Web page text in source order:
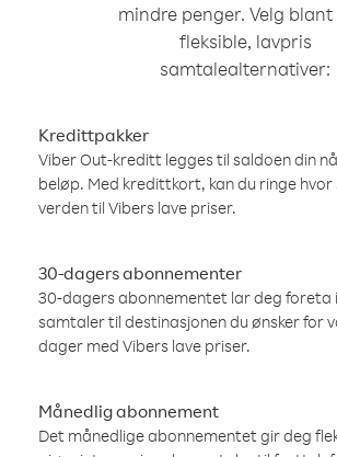
mindre penger. Velg blant
fleksible, lavpris
samtalealternativer:
Kredittpakker
Viber Out-kreditt legges til saldoen din
beløp. Med kredittkort, kan du ringe hvor
verden til Vibers lave priser.
30-dagers abonnementer
30-dagers abonnementet lar deg foreta
samtaler til destinasjonen du ønsker for
dager med Vibers lave priser.
Månedlig abonnement
Det månedlige abonnementet gir deg